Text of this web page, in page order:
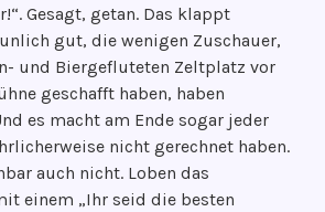
Gesagt, getan. Das klappt
gut, die wenigen Zuschauer,
und Biergefluteten Zeltplatz vor
geschafft haben, haben
es macht am Ende sogar jeder
nicht gerechnet haben.
auch nicht. Loben das
einem „Ihr seid die besten